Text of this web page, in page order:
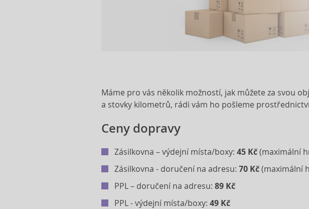
Máme pro vás několik možností, jak můžete za svou
a stovky kilometrů, rádi vám ho pošleme
Ceny dopravy
Zásilkovna – výdejní místa/boxy: 45 Kč(maximální
Zásilkovna - doručení na adresu: 70 Kč(maximální
PPL – doručení na adresu: 89 Kč
PPL - výdejní místa/boxy: 49 Kč